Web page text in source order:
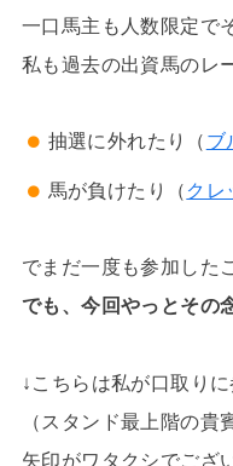
一口馬主も人数限定で
私も過去の出資馬のレ
抽選に外れたり（ ブ
馬が負けたり（ クレ
でまだ一度も参加した
でも、今回やっとその
↓こちらは私が口取り
（スタンド最上階の貴
矢印がワタクシでござ